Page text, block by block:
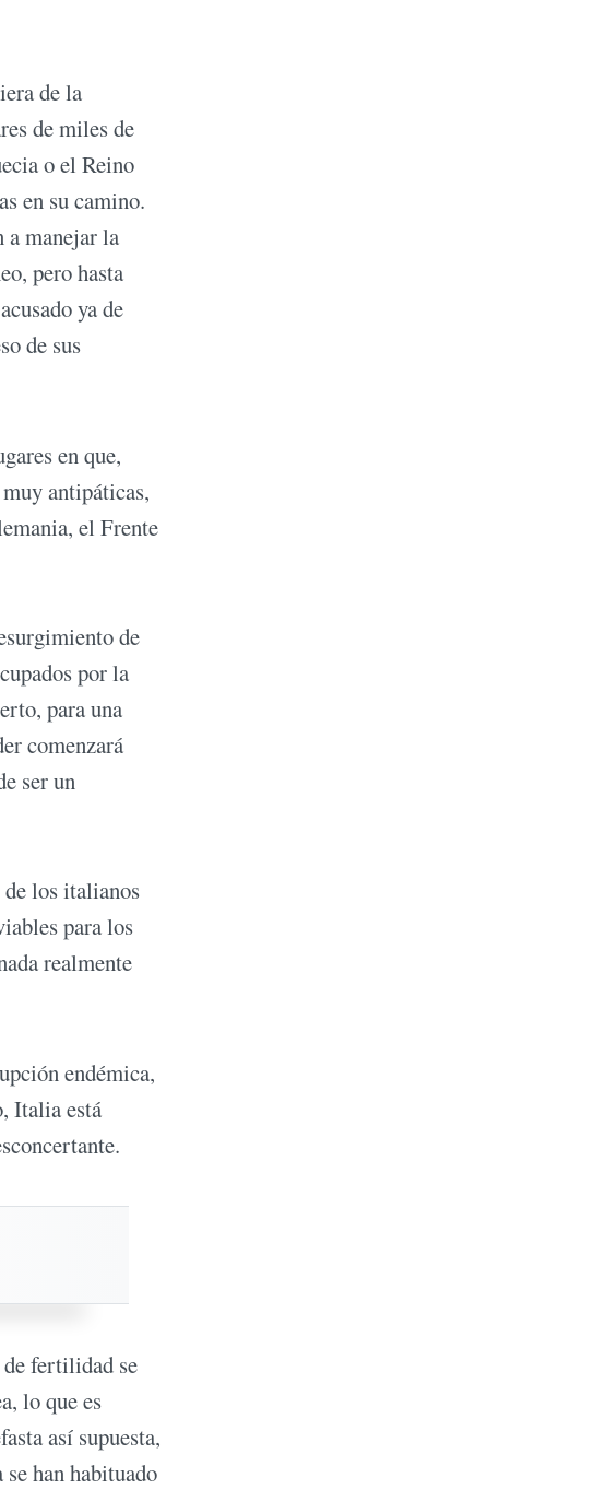
de la
de miles de
o el Reino
en su camino.
a manejar la
pero hasta
ya de
de sus
en que,
antipáticas,
el Frente
de
por la
para una
comenzará
ser un
los italianos
para los
realmente
endémica,
Italia está
fertilidad se
lo que es
así supuesta,
han habituado